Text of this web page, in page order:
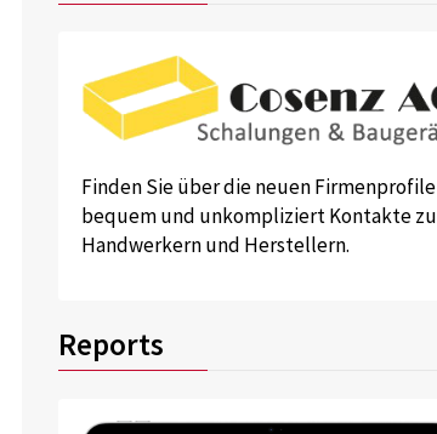
Finden Sie über die neuen Firmenprofile
bequem und unkompliziert Kontakte zu
Handwerkern und Herstellern.
Reports